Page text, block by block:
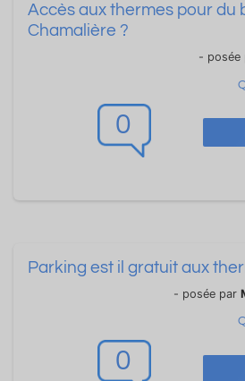
0
Accès aux thermes pour du
Chamalière ?
- posée
0
Parking est il gratuit aux
- posée par